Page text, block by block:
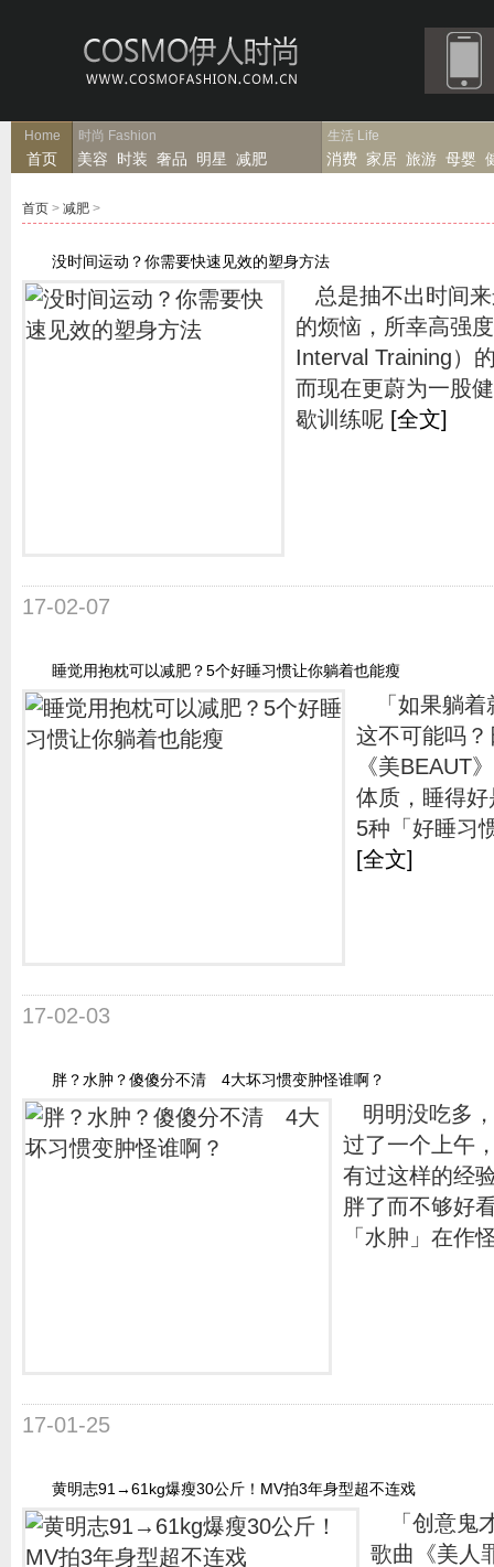
Home
首页
时尚 Fashion
美容 时装 奢品 明星 减肥
生活 Life
消费 家居 旅游 母婴
首页 > 减肥 >
没时间运动？你需要快速见效的塑身方法
总是抽不出时间
的烦恼，所幸高强
Interval Training）
而现在更蔚为一股
歇训练呢 [全文]
17-02-07
睡觉用抱枕可以减肥？5个好睡习惯让你躺着也能瘦
「如果躺着
这不可能吗
《美BEAUT
体质，睡得
5种「好睡习
[全文]
17-02-03
胖？水肿？傻傻分不清 4大坏习惯变肿怪谁啊？
明明没吃多
过了一个上午
有过这样的经
胖了而不够好
「水肿」在作
17-01-25
黄明志91→61kg爆瘦30公斤！MV拍3年身型超不连戏
「创意鬼
歌曲《美人